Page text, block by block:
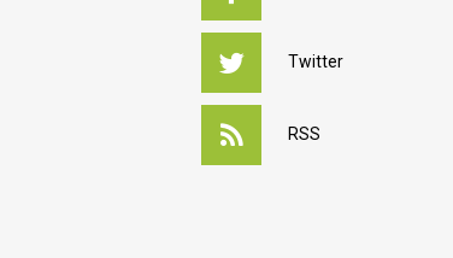
Twitter
RSS